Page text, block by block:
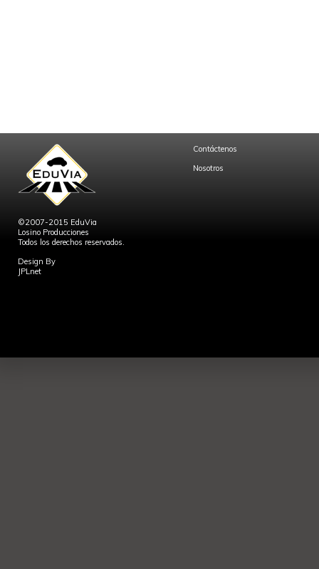
©2007-2015 EduVia
Losino Producciones
Todos los derechos reservados.
Design By
JPLnet
Contáctenos
Nosotros